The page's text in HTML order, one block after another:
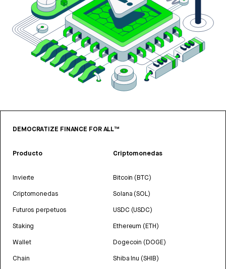
DEMOCRATIZE FINANCE FOR ALL™
Producto
Invierte
Criptomonedas
Futuros perpetuos
Staking
Wallet
Chain
Criptomonedas
Bitcoin (BTC)
Solana (SOL)
USDC (USDC)
Ethereum (ETH)
Dogecoin (DOGE)
Shiba Inu (SHIB)